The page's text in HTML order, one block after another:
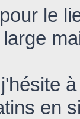
le
en